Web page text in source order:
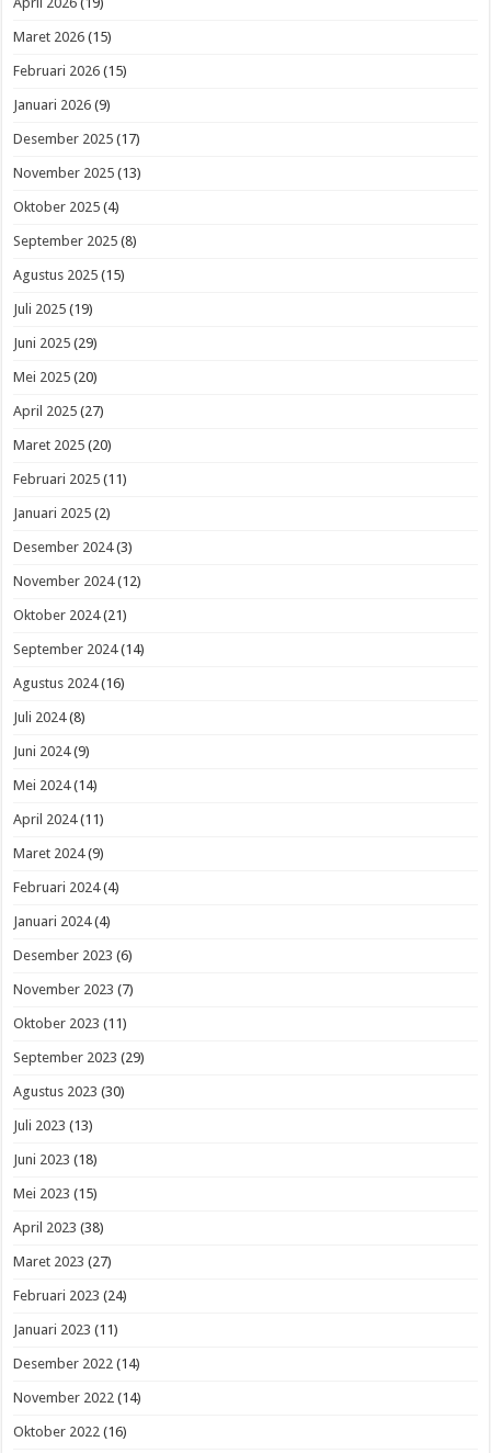
Maret 2026 (15)
Februari 2026 (15)
Januari 2026 (9)
Desember 2025 (17)
November 2025 (13)
Oktober 2025 (4)
September 2025 (8)
Agustus 2025 (15)
Juli 2025 (19)
Juni 2025 (29)
Mei 2025 (20)
April 2025 (27)
Maret 2025 (20)
Februari 2025 (11)
Januari 2025 (2)
Desember 2024(3)
November 2024(12)
Oktober 2024(21)
September 2024(14)
Agustus 2024(16)
Juli 2024(8)
Juni 2024(9)
Mei 2024(14)
April 2024(11)
Maret 2024(9)
Februari 2024(4)
Januari 2024(4)
Desember 2023 (6)
November 2023 (7)
Oktober 2023 (11)
September 2023 (29)
Agustus 2023 (30)
Juli 2023 (13)
Juni 2023 (18)
Mei 2023 (15)
April 2023 (38)
Maret 2023 (27)
Februari 2023 (24)
Januari 2023 (11)
Desember 2022 (14)
November 2022 (14)
Oktober 2022 (16)